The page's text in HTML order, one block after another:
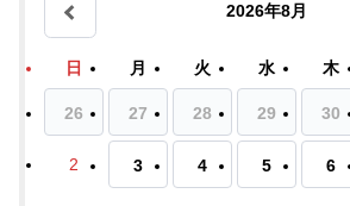
2026年8月
日 月 火 水 木
26 27 28 29 30
2 3 4 5 6